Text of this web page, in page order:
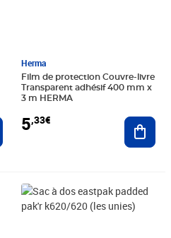
au panier
Herma
Film de protection Couvre-livre
Transparent adhésif 400 mm x
3 m HERMA
5,33€
Prix barré 55,00€
Prix 49,88€